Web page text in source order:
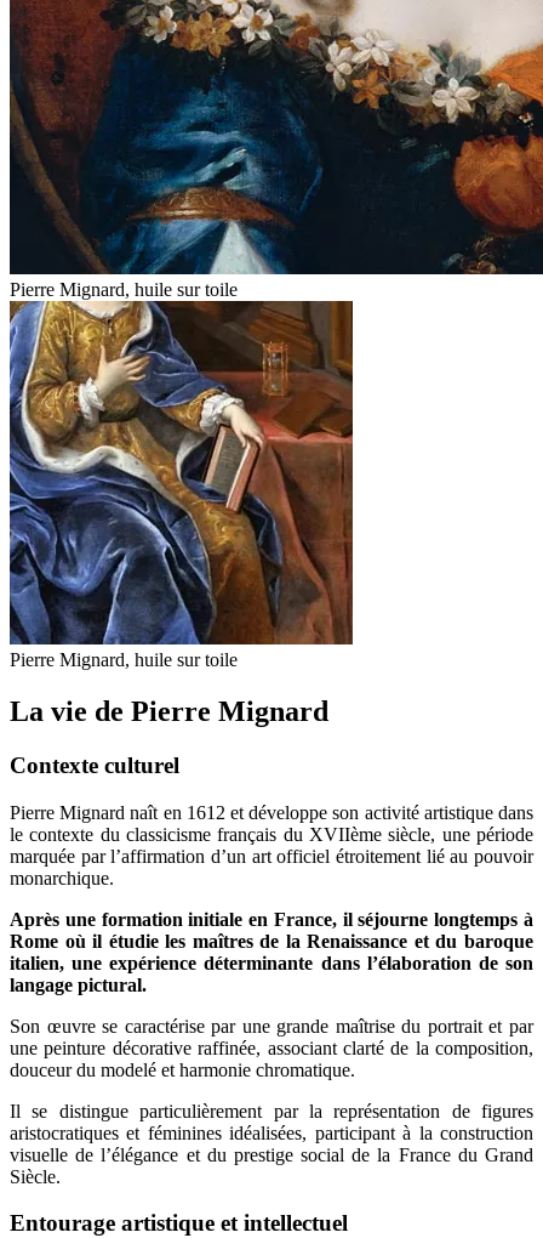
Pierre Mignard, huile sur toile
Pierre Mignard, huile sur toile
La vie de Pierre Mignard
Contexte culturel
Pierre Mignard naît en 1612 et développe son activité artistique dans
le contexte du classicisme français du XVIIème siècle, une période
marquée par l’affirmation d’un art officiel étroitement lié au pouvoir
monarchique.
Après une formation initiale en France, il séjourne longtemps à
Rome où il étudie les maîtres de la Renaissance et du baroque
italien, une expérience déterminante dans l’élaboration de son
langage pictural.
Son œuvre se caractérise par une grande maîtrise du portrait et par
une peinture décorative raffinée, associant clarté de la composition,
douceur du modelé et harmonie chromatique.
Il se distingue particulièrement par la représentation de figures
aristocratiques et féminines idéalisées, participant à la construction
visuelle de l’élégance et du prestige social de la France du Grand
Siècle.
Entourage artistique et intellectuel